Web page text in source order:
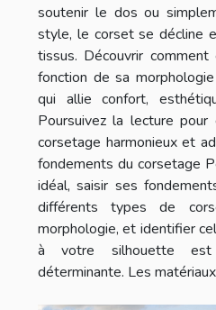
soutenir le dos ou
style, le corset se décline
tissus. Découvrir
fonction de sa
qui allie confort,
Poursuivez la lecture
corsetage harmonieux et
fondements du corsetage
idéal, saisir ses
différents types de
morphologie, et identifier
à votre silhouette
déterminante. Les